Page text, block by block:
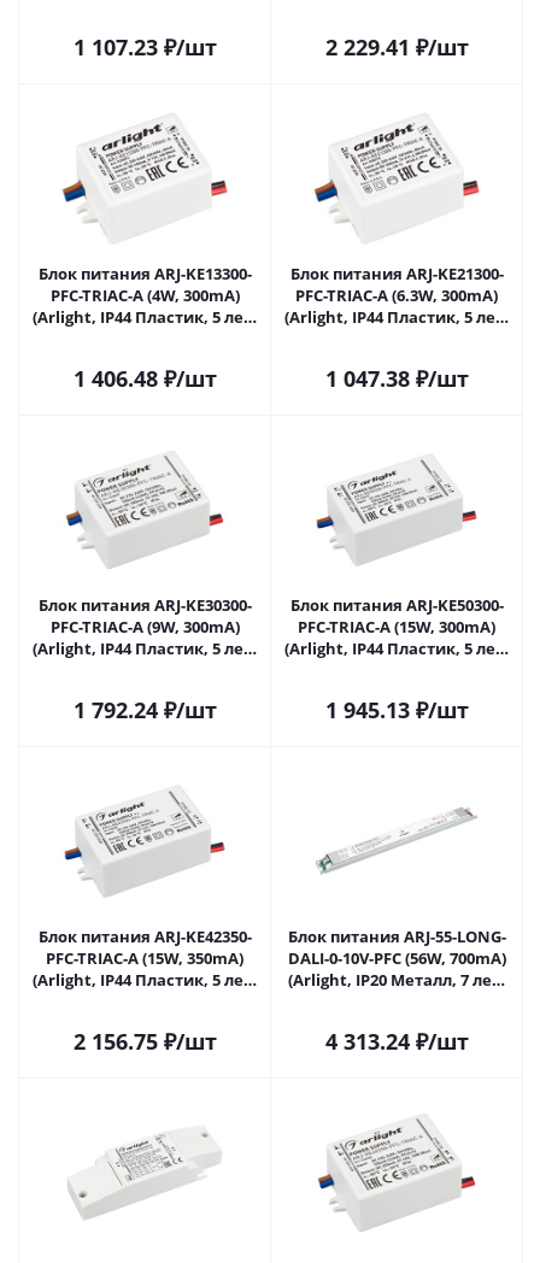
1 107.23₽/шт 2 229.41 ₽/шт
Блок питания ARJ-KE13300-
PFC-TRIAC-A (4W, 300mA)
(Arlight, IP44 Пластик, 5 лет)
1 406.48₽/шт
Блок питания ARJ-KE21300-
PFC-TRIAC-A (6.3W, 300mA)
(Arlight, IP44 Пластик, 5 лет)
1 047.38₽/шт
Блок питания ARJ-KE30300-
PFC-TRIAC-A (9W, 300mA)
(Arlight, IP44 Пластик, 5 лет)
1 792.24₽/шт
Блок питания ARJ-KE50300-
PFC-TRIAC-A (15W, 300mA)
(Arlight, IP44 Пластик, 5 лет)
1 945.13₽/шт
Блок питания ARJ-KE42350-
PFC-TRIAC-A (15W, 350mA)
(Arlight, IP44 Пластик, 5 лет)
2 156.75₽/шт
Блок питания ARJ-55-LONG-
DALI-0-10V-PFC (56W, 700mA)
(Arlight, IP20 Металл, 7 лет)
4 313.24₽/шт